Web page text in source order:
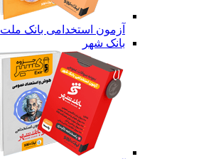
آزمون استخدامی بانک ملت
بانک شهر